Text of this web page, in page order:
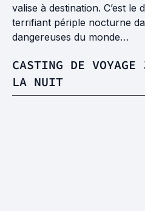
valise à destination. C’est le
terrifiant périple nocturne
dangereuses du monde…
CASTING DE
LA NUIT